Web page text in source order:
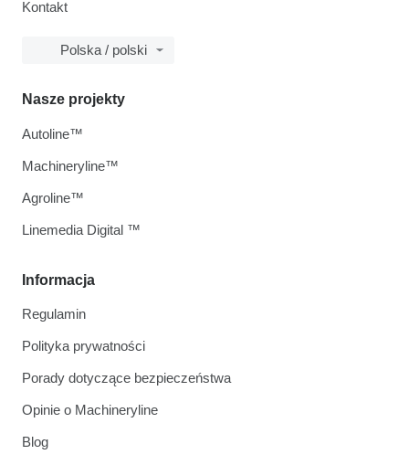
Kontakt
Polska / polski
Informacja
Regulamin
Polityka prywatności
Porady dotyczące bezpieczeństwa
Opinie o Machineryline
Blog
Nasze projekty
Autoline™
Machineryline™
Agroline™
Linemedia Digital ™